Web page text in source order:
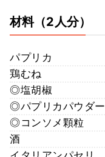
材料（2人分）
パプリカ
鶏むね
◎塩胡椒
◎パプリカパウダー
◎コンソメ顆粒
酒